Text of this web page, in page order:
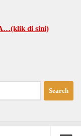
di sini)